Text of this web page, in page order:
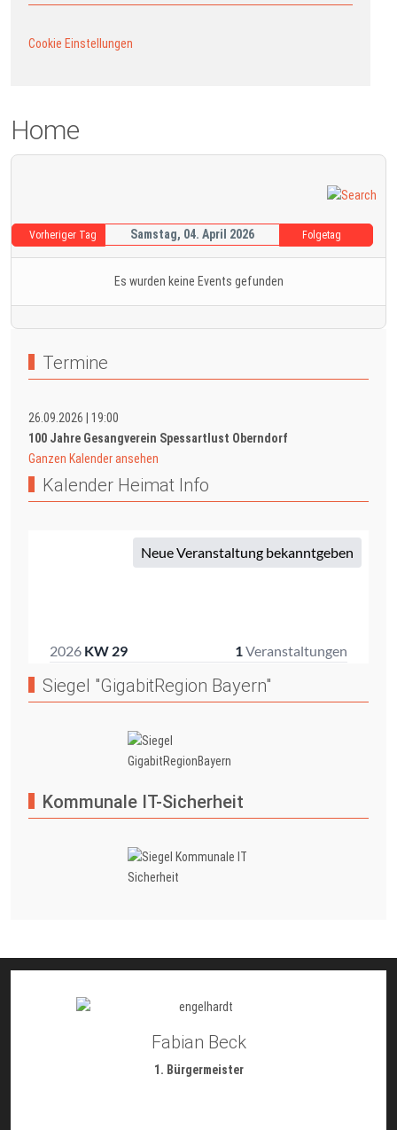
Cookie Einstellungen
Home
Vorheriger Tag Samstag, 04. April 2026 Folgetag
Es wurden keine Events gefunden
Termine
26.09.2026
19:00
100 Jahre Gesangverein Spessartlust Oberndorf
Ganzen Kalender ansehen
Kalender Heimat Info
Siegel "GigabitRegion Bayern"
Kommunale IT-Sicherheit
Fabian Beck
1. Bürgermeister